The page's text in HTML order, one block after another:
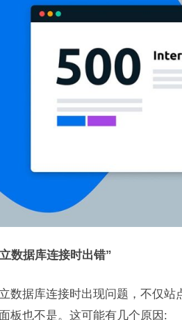
数据库连接时出错”
数据库连接时出现问题 ，不仅站
板也不是。这可能有几个原因: